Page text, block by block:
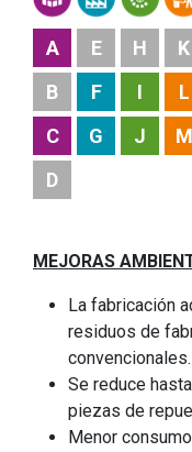
A
B
C
D
E
F
G
H
I
J
K
L
M
MEJORAS
La fabricación
residuos de
convencionales.
Se reduce
piezas de
Menor